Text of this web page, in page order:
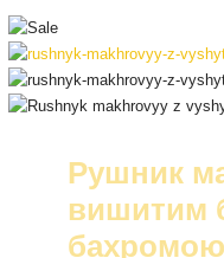
Рушник
вишитим